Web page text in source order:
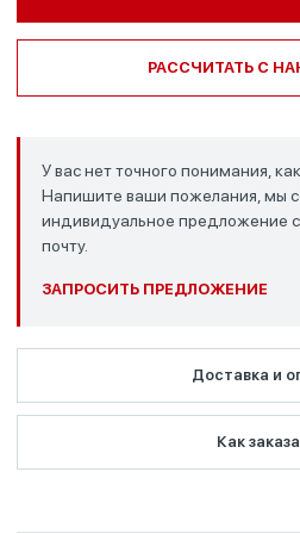
РАССЧИТАТЬ С
У вас нет точного понимания,
Напишите ваши пожелания, мы
индивидуальное предложение
почту.
ЗАПРОСИТЬ ПРЕДЛОЖЕНИЕ
Доставка и
Как